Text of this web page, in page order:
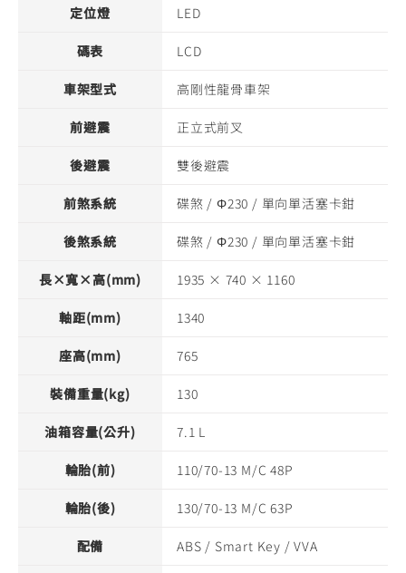
定位燈 LED
碼表 LCD
車架型式 高剛性龍骨車架
前避震 正立式前叉
後避震 雙後避震
前煞系統 碟煞 / Φ230 / 單向單活塞卡鉗
後煞系統 碟煞 / Φ230 / 單向單活塞卡鉗
長×寬×高(mm) 1935 × 740 × 1160
軸距(mm) 1340
座高(mm) 765
裝備重量(kg) 130
油箱容量(公升) 7.1 L
輪胎(前) 110/70-13 M/C 48P
輪胎(後) 130/70-13 M/C 63P
配備 ABS / Smart Key / VVA